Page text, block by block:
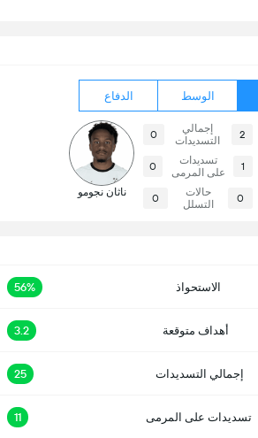
الوسط الدفاع
2
إجمالي
التسديدات
0
1
تسديدات
على المرمى
0
0
حالات
التسلل
0 ناثان نجومو
الاستحواذ 56%
أهداف متوقعة 3.2
إجمالي التسديدات 25
تسديدات على المرمى 11